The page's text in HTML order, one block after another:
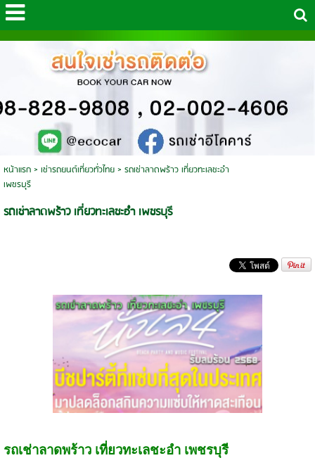
หน้าแรก> เช่ารถยนต์เที่ยวทั่วไทย> รถเช่าลาดพร้าว เที่ยวทะเลชะอำ
เพชรบุรี
รถเช่าลาดพร้าว เที่ยวทะเลชะอำ เพชรบุรี
รถเช่าลาดพร้าว เที่ยวทะเลชะอำ เพชรบุรี